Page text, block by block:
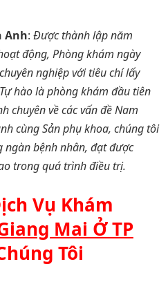
Anh: Được thành lập năm
động, Phòng khám ngày
nghiệp với tiêu chí lấy
hào là phòng khám đầu tiên
chuyên về các vấn đề Nam
cùng Sản phụ khoa, chúng tôi
ngàn bệnh nhân, đạt được
trong quá trình điều trị.
Vụ Khám
Mai Ở TP
Tôi